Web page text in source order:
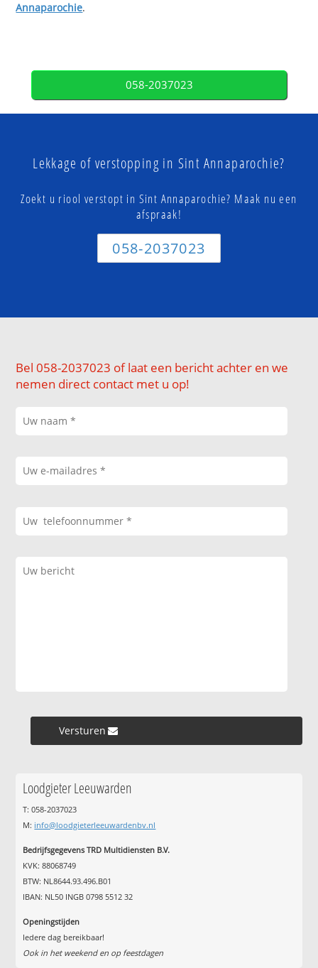
Annaparochie.
058-2037023
Lekkage of verstopping in Sint Annaparochie?
Zoekt u riool verstopt in Sint Annaparochie? Maak nu een
afspraak!
058-2037023
Bel 058-2037023 of laat een bericht achter en we
nemen direct contact met u op!
Versturen »
Loodgieter Leeuwarden
T: 058-2037023
M: info@loodgieterleeuwardenbv.nl
Bedrijfsgegevens TRD Multidiensten B.V.
KVK: 88068749
BTW: NL8644.93.496.B01
IBAN: NL50 INGB 0798 5512 32
Openingstijden
Iedere dag bereikbaar!
Ook in het weekend en op feestdagen